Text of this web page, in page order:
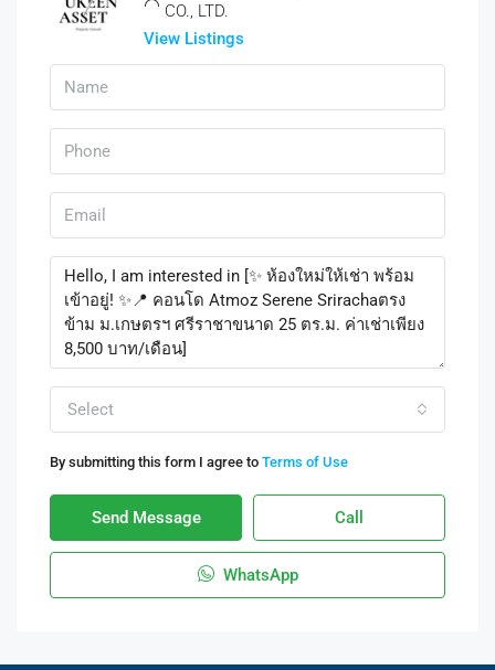
CO., LTD.
View Listings
Select
By submitting this form I agree to Terms of Use
Send Message Call
WhatsApp